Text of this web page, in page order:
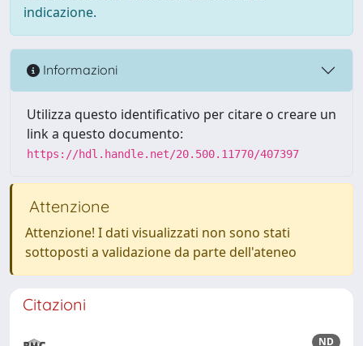
indicazione.
Informazioni
Utilizza questo identificativo per citare o creare un
link a questo documento:
https://hdl.handle.net/20.500.11770/407397
Attenzione
Attenzione! I dati visualizzati non sono stati
sottoposti a validazione da parte dell'ateneo
Citazioni
ND